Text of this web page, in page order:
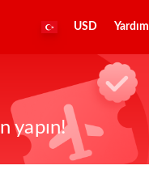
USD Yardım
yapın!